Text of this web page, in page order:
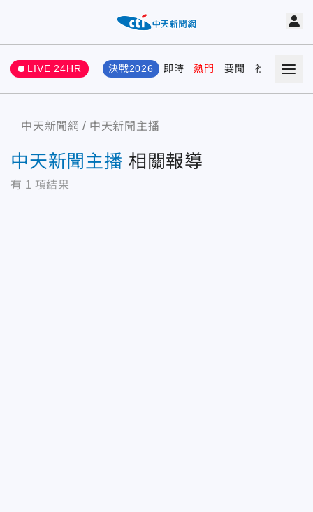
LIVE 24HR 決戰2026 即時 熱門 要聞 社會 娛樂
中天新聞網 中天新聞主播
中天新聞主播 相關報導
有 1 項結果